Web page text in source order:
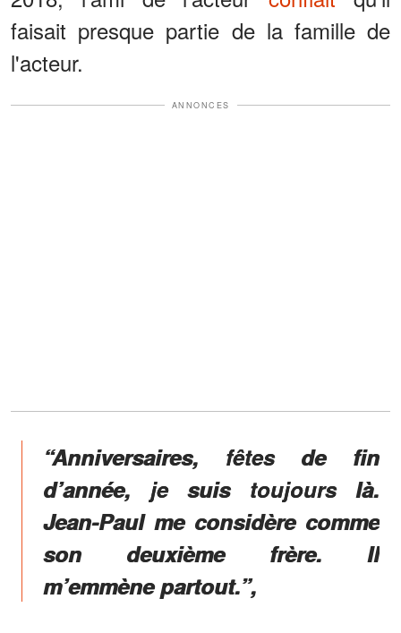
faisait presque partie de la famille de
l'acteur.
ANNONCES
“Anniversaires, fêtes de fin
d’année, je suis toujours là.
Jean-Paul me considère comme
son deuxième frère. Il
m’emmène partout.”,